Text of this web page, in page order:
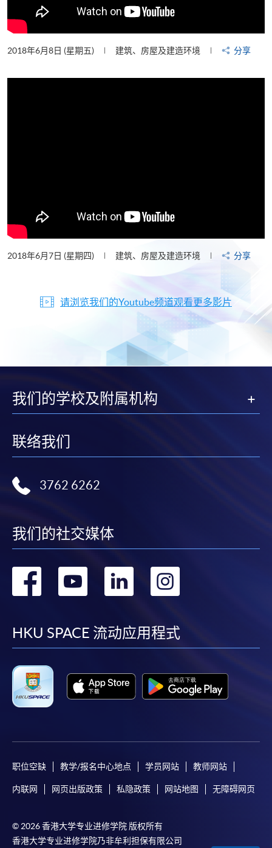
2018年6月8日 (星期五) 建筑、房屋及建造环境 分享
2018年6月7日 (星期四) 建筑、房屋及建造环境 分享
请浏览我们的Youtube频道观看更多影片
我们的学校及附属机构
联络我们
3762 6262
我们的社交媒体
转
facebook
转
youtube
转
linkedin
HKU SPACE 流动应用程式
职位空缺 教学/报名中心地点 学员网站 教师网站
内联网 网页出版政策 私隐政策 网站地图 无障碍网页
© 2026 香港大学专业进修学院 版权所有
香港大学专业进修学院乃非牟利担保有限公司